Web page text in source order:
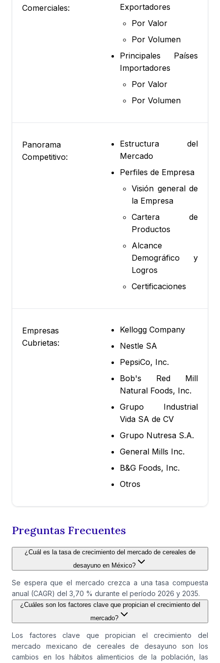
Comerciales:
Exportadores
Por Valor
Por Volumen
Principales Países
Importadores
Por Valor
Por Volumen
Panorama
Competitivo:
Estructura del
Mercado
Perfiles de Empresa
Visión general de
la Empresa
Cartera de
Productos
Alcance
Demográfico y
Logros
Certificaciones
Empresas
Cubrietas:
Kellogg Company
Nestle SA
PepsiCo, Inc.
Bob's Red Mill
Natural Foods, Inc.
Grupo Industrial
Vida SA de CV
Grupo Nutresa S.A.
General Mills Inc.
B&G Foods, Inc.
Otros
Preguntas Frecuentes
¿Cuál es la tasa de crecimiento del mercado de cereales de
desayuno en México?
Se espera que el mercado crezca a una tasa compuesta
anual (CAGR) del 3,70 % durante el período 2026 y 2035.
¿Cuáles son los factores clave que propician el crecimiento del
mercado?
Los factores clave que propician el crecimiento del
mercado mexicano de cereales de desayuno son los
cambios en los hábitos alimenticios de la población, las